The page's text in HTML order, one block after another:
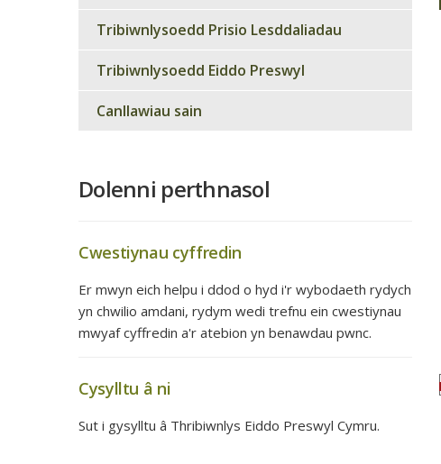
Tribiwnlysoedd Prisio Lesddaliadau
Tribiwnlysoedd Eiddo Preswyl
Canllawiau sain
Dolenni perthnasol
Cwestiynau cyffredin
Er mwyn eich helpu i ddod o hyd i'r wybodaeth rydych
yn chwilio amdani, rydym wedi trefnu ein cwestiynau
mwyaf cyffredin a'r atebion yn benawdau pwnc.
Cysylltu â ni
Sut i gysylltu â Thribiwnlys Eiddo Preswyl Cymru.